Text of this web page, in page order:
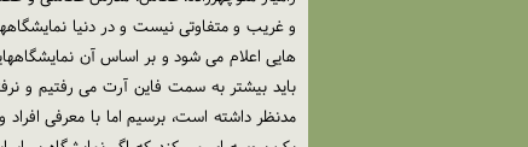
و غریب و متفاوتی نیست و در دنیا
هایی اعلام می شود و بر اساس آن
مدنظر داشته است، برسیم اما با معرفی